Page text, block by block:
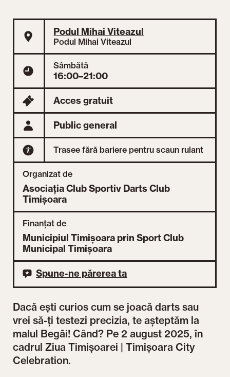
Dacă ești curios cum se joacă darts sau
vrei să-ți testezi precizia, te așteptăm la
malul Begăi! Când? Pe 2 august 2025, în
cadrul Ziua Timișoarei | Timișoara City
Celebration.
Podul Mihai Viteazul
Podul Mihai Viteazul
Sâmbătă
16:00–21:00
Acces gratuit
Public general
Trasee fără bariere pentru scaun rulant
Organizat de
Asociația Club Sportiv Darts Club
Timișoara
Finanțat de
Municipiul Timișoara prin Sport Club
Municipal Timișoara
Spune-ne părerea ta